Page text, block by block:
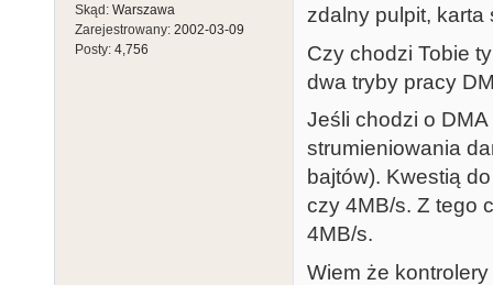
Skąd: Warszawa
Zarejestrowany: 2002-03-09
Posty: 4,756
zdalny pulpit, karta
Czy chodzi Tobie
dwa tryby pracy
Jeśli chodzi o
strumieniowania
bajtów). Kwestią
czy 4MB/s. Z tego
4MB/s.
Wiem że